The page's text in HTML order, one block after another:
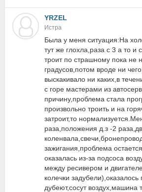
YRZEL
Истра
Была у меня ситуация:На
тут же глохла,раза с 3 а то и
троит по страшному пока не
градусов,потом вроде ни
выскакивало ни каких,в
с горе мастерами из
причину,проблема стала
произвольно троить и на
затроит,то
раза,положения д.з -2
зажигания,проблема
оказалась из-за подсоса
между ресивером и
колечки задубели),оказалось
дубеют,сосут воздух,машина